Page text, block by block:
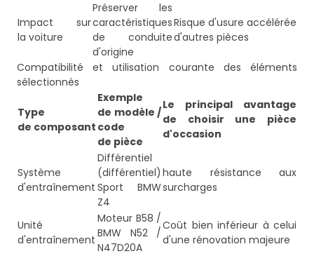
Impact sur
la voiture
Préserver les
caractéristiques
de conduite
d'origine
Risque d'usure accélérée
d'autres pièces
Compatibilité et utilisation courante des éléments
sélectionnés
Type
de composant
Exemple
de modèle /
code
de pièce
Le principal avantage
de choisir une pièce
d'occasion
Système
d'entraînement
Différentiel
(différentiel)
Sport BMW
Z4
haute résistance aux
surcharges
Unité
d'entraînement
Moteur B58 /
BMW N52 /
N47D20A
Coût bien inférieur à celui
d'une rénovation majeure